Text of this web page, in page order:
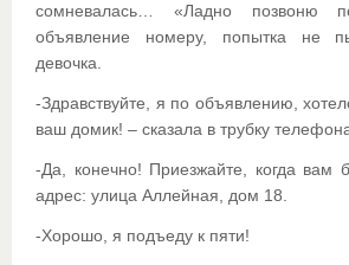
сомневалась… «Ладно позвоню
объявление номеру, попытка не
девочка.
-Здравствуйте, я по объявлению,
ваш домик! – сказала в трубку
-Да, конечно! Приезжайте, когда вам
адрес: улица Аллейная, дом 18.
-Хорошо, я подъеду к пяти!